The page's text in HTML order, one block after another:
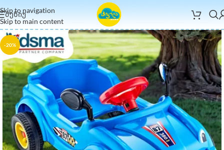
Skip to navigation
Skip to main content
ᲛᲔᲜᲘᲣ
-20%